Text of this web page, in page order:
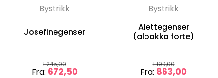
Bystrikk
Josefinegenser
1.245,00
Fra: 672,50
Bystrikk
Alettegenser
(alpakka forte)
1.190,00
Fra: 863,00